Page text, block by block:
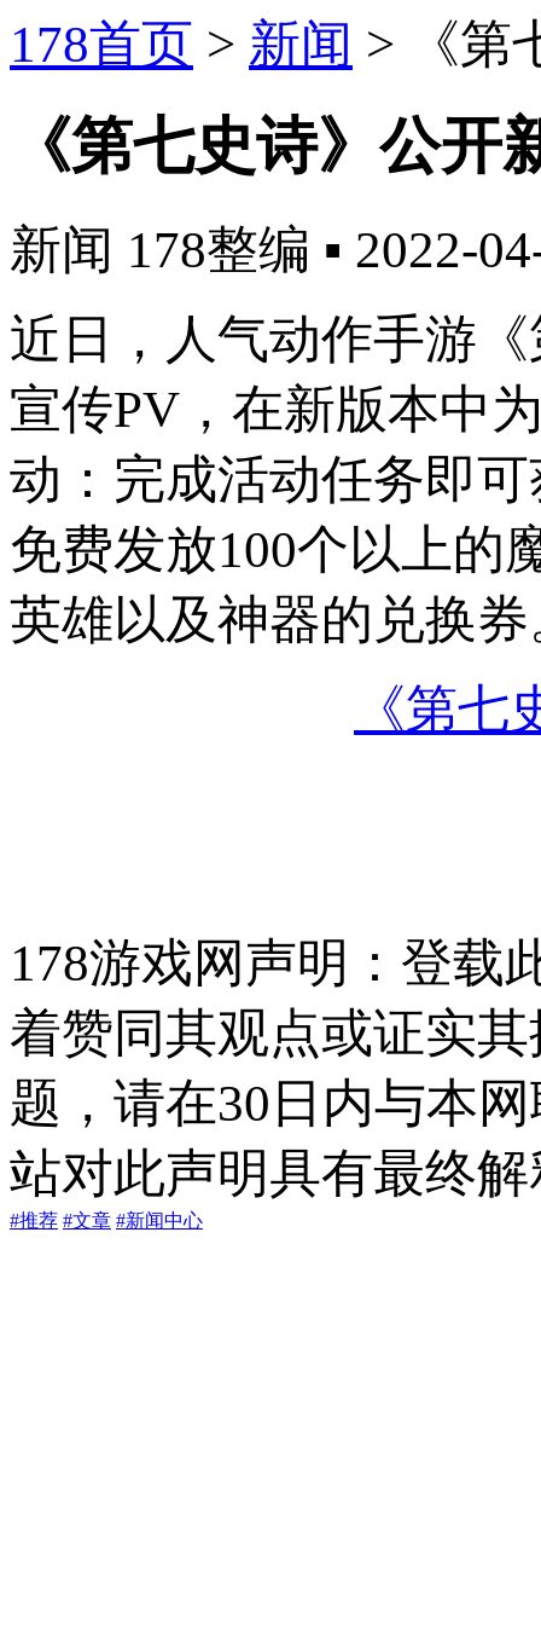
178首页 > 新闻 > 《
《第七史诗》公
新闻 178整编 ▪ 2022-
近日，人气动作手游
宣传PV，在新版本中
动：完成活动任务即
免费发放100个以上的
英雄以及神器的兑换券
《第
178游戏网声明：登载
着赞同其观点或证实
题，请在30日内与本
站对此声明具有最终
#推荐 #文章 #新闻中心